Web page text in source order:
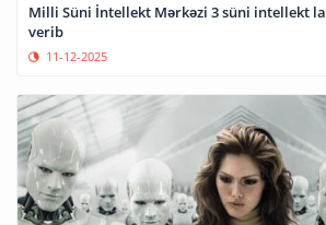
Milli Süni İntellekt Mərkəzi 3 süni intellekt
verib
11-12-2025